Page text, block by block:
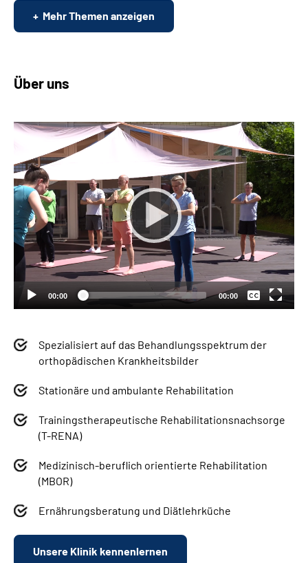
Mehr Themen anzeigen
Über uns
Spezialisiert auf das Behandlungsspektrum der
orthopädischen Krankheitsbilder
Stationäre und ambulante Rehabilitation
Trainingstherapeutische Rehabilitationsnachsorge
(T-RENA)
Medizinisch-beruflich orientierte Rehabilitation
(MBOR)
Ernährungsberatung und Diätlehrküche
Unsere Klinik kennenlernen
00:00 00:00
Keine
Deutsch